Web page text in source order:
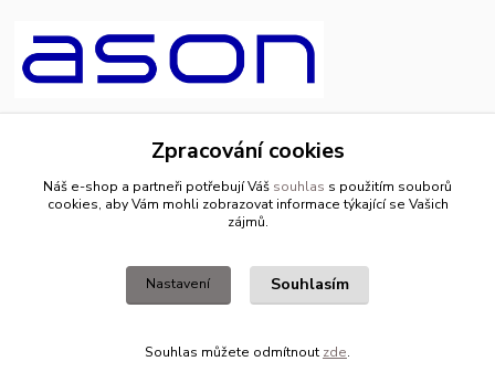
+420 799 500 769
pracovní dny 8-11hod.,13-15hod.
Zpracování cookies
Náš e-shop a partneři potřebují Váš souhlas s použitím souborů
cookies, aby Vám mohli zobrazovat informace týkající se Vašich
zájmů.
Nastavení Souhlasím
Souhlas můžete odmítnout zde.